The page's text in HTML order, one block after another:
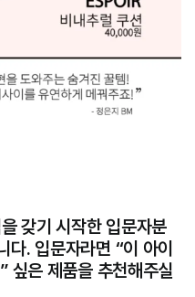
갖기 시작한 입문자분
. 입문자라면 “이 아이
싶은 제품을 추천해주실